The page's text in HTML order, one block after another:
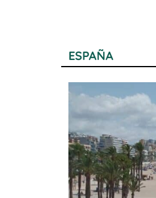
ESPAÑA